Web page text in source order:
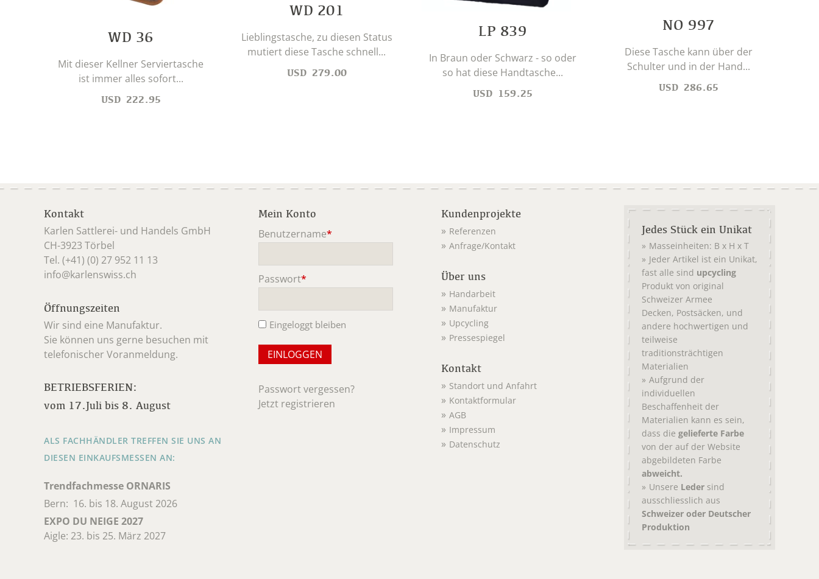
WD 36
Mit dieser Kellner Serviertasche
ist immer alles sofort...
USD 222.95
WD 201
Lieblingstasche, zu diesen Status
mutiert diese Tasche schnell...
USD 279.00
LP 839
In Braun oder Schwarz - so oder
so hat diese Handtasche...
USD 159.25
NO 997
Diese Tasche kann über der
Schulter und in der Hand...
USD 286.65
Kontakt
Karlen Sattlerei- und Handels GmbH
CH-3923 Törbel
Tel. (+41) (0) 27 952 11 13
info@karlenswiss.ch
Öffnungszeiten
Wir sind eine Manufaktur.
Sie können uns gerne besuchen mit
telefonischer Voranmeldung.
BETRIEBSFERIEN:
vom 17.Juli bis 8. August
ALS FACHHÄNDLER TREFFEN SIE UNS AN
DIESEN EINKAUFSMESSEN AN:
Trendfachmesse ORNARIS
Bern: 16. bis 18. August 2026
EXPO DU NEIGE 2027
Aigle: 23. bis 25. März 2027
Mein Konto
Benutzername*
Passwort*
Eingeloggt bleiben
Passwort vergessen?
Jetzt registrieren
Kundenprojekte
Referenzen
Anfrage/Kontakt
Über uns
Handarbeit
Manufaktur
Upcycling
Pressespiegel
Kontakt
Standort und Anfahrt
Kontaktformular
AGB
Impressum
Datenschutz
Jedes Stück ein Unikat
Masseinheiten: B x H x T
Jeder Artikel ist ein Unikat,
fast alle sind upcycling
Produkt von original
Schweizer Armee
Decken, Postsäcken, und
andere hochwertigen und
teilweise
traditionsträchtigen
Materialien
Aufgrund der
individuellen
Beschaffenheit der
Materialien kann es sein,
dass die gelieferte Farbe
von der auf der Website
abgebildeten Farbe
abweicht.
Unsere Leder sind
ausschliesslich aus
Schweizer oder Deutscher
Produktion